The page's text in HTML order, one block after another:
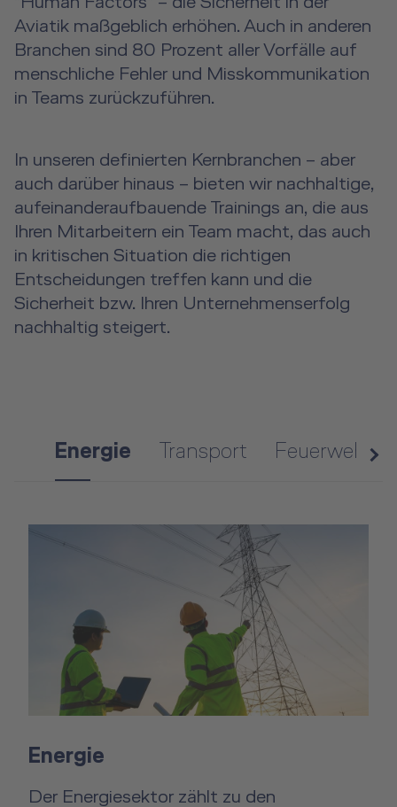
Aviatik maßgeblich erhöhen. Auch in anderen
Branchen sind 80 Prozent aller Vorfälle auf
menschliche Fehler und Misskommunikation
in Teams zurückzuführen.
In unseren definierten Kernbranchen – aber
auch darüber hinaus – bieten wir nachhaltige,
aufeinanderaufbauende Trainings an, die aus
Ihren Mitarbeitern ein Team macht, das auch
in kritischen Situation die richtigen
Entscheidungen treffen kann und die
Sicherheit bzw. Ihren Unternehmenserfolg
nachhaltig steigert.
Energie Transport Feuerwehr
Energie
Der Energiesektor zählt zu den